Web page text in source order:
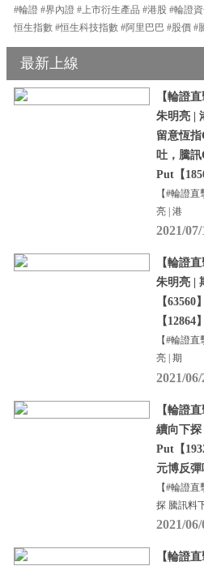
#輪證 #界內證 #上市衍生產品 #港股 #輪證
恒生指數 #恒生科技指數 #阿里巴巴 #股價 #
最新上線
【輪證
朱明亮 |
留意恆指
吐，騰
Put【
【#輪證
亮 | 港
2021/07/
【輪證
朱明亮 |
【
【12864】
【#輪證
亮 | 期
2021/06/
【輪證
續向下探
Put【
元博反彈
【#輪證
探 騰訊料
2021/06/
【輪證